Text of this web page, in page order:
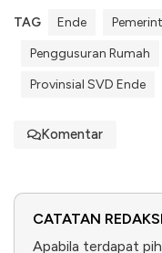
TAG Ende
Penggusuran Rumah
Provinsial SVD Ende
Komentar
CATATAN
Apabila terdapat